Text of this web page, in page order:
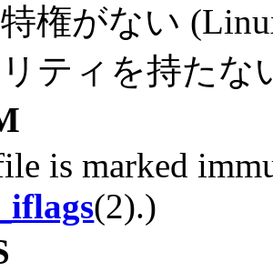
権がない
ティを持たな
is marked
(2).)